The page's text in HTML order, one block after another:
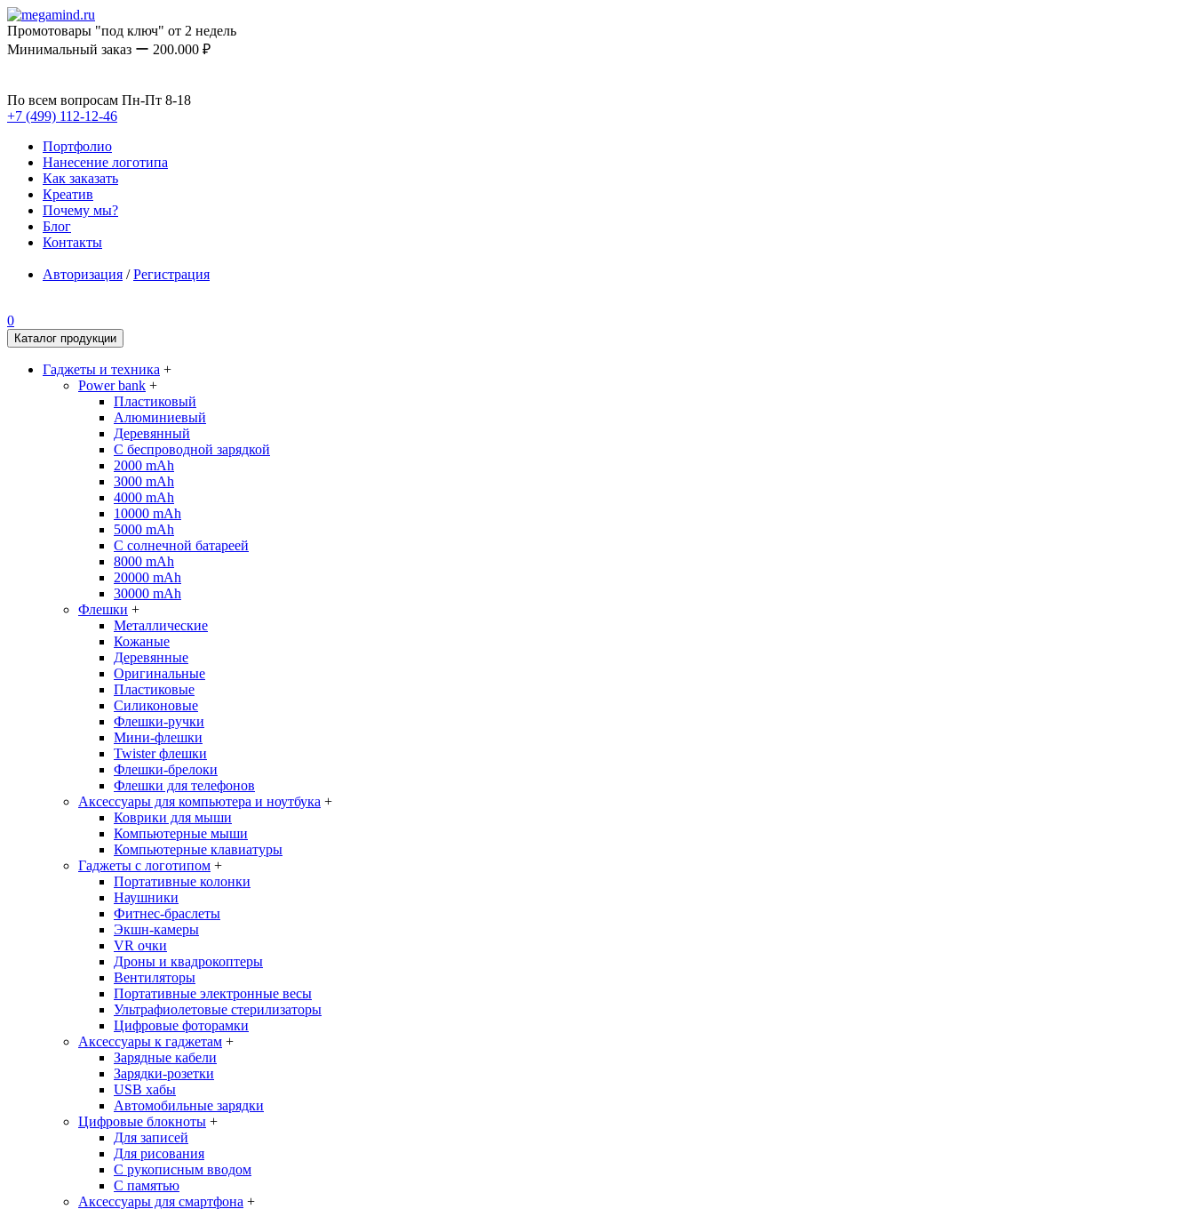
Промотовары "под ключ" от 2 недель
Минимальный заказ ー 200.000 ₽
По всем вопросам Пн-Пт 8-18
+7 (499) 112-12-46
Портфолио
Нанесение логотипа
Как заказать
Креатив
Почему мы?
Блог
Контакты
Авторизация /Регистрация
0
Каталог продукции
Гаджеты и техника +
Power bank +
Пластиковый
Алюминиевый
Деревянный
С беспроводной зарядкой
2000 mAh
3000 mAh
4000 mAh
10000 mAh
5000 mAh
С солнечной батареей
8000 mAh
20000 mAh
30000 mAh
Флешки +
Металлические
Кожаные
Деревянные
Оригинальные
Пластиковые
Силиконовые
Флешки-ручки
Мини-флешки
Twister флешки
Флешки-брелоки
Флешки для телефонов
Аксессуары для компьютера и ноутбука +
Коврики для мыши
Компьютерные мыши
Компьютерные клавиатуры
Гаджеты с логотипом +
Портативные колонки
Наушники
Фитнес-браслеты
Экшн-камеры
VR очки
Дроны и квадрокоптеры
Вентиляторы
Портативные электронные весы
Ультрафиолетовые стерилизаторы
Цифровые фоторамки
Аксессуары к гаджетам +
Зарядные кабели
Зарядки-розетки
USB хабы
Автомобильные зарядки
Цифровые блокноты +
Для записей
Для рисования
С рукописным вводом
С памятью
Аксессуары для смартфона +